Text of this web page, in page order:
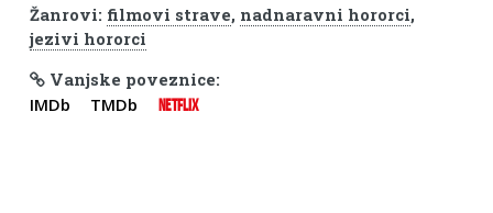
Žanrovi: filmovi strave, nadnaravni hororci,
jezivi hororci
Vanjske poveznice:
IMDb TMDb NETFLIX